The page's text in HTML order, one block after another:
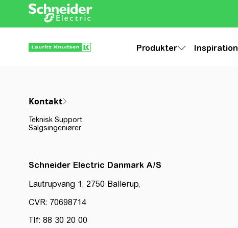
Produkter Inspiration
Kontakt
Teknisk Support
Salgsingeniører
Schneider Electric Danmark A/S
Lautrupvang 1, 2750 Ballerup,
CVR: 70698714
Tlf: 88 30 20 00